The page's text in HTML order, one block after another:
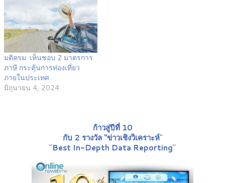
มติครม. เห็นชอบ 2 มาตรการ
ภาษี กระตุ้นการท่องเที่ยว
ภายในประเทศ
มิถุนายน 4, 2024
ก้าวสู่ปีที่ 10
กับ 2 รางวัล "ข่าวเชิงวิเคราะห์"
"Best In-Depth Data Reporting"